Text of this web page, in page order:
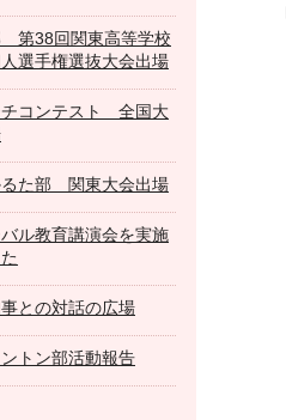
第38回関東高等学校
選手権選抜大会出場
チコンテスト 全国大
るた部 関東大会出場
ル教育講演会を実施
との対話の広場
トン部活動報告